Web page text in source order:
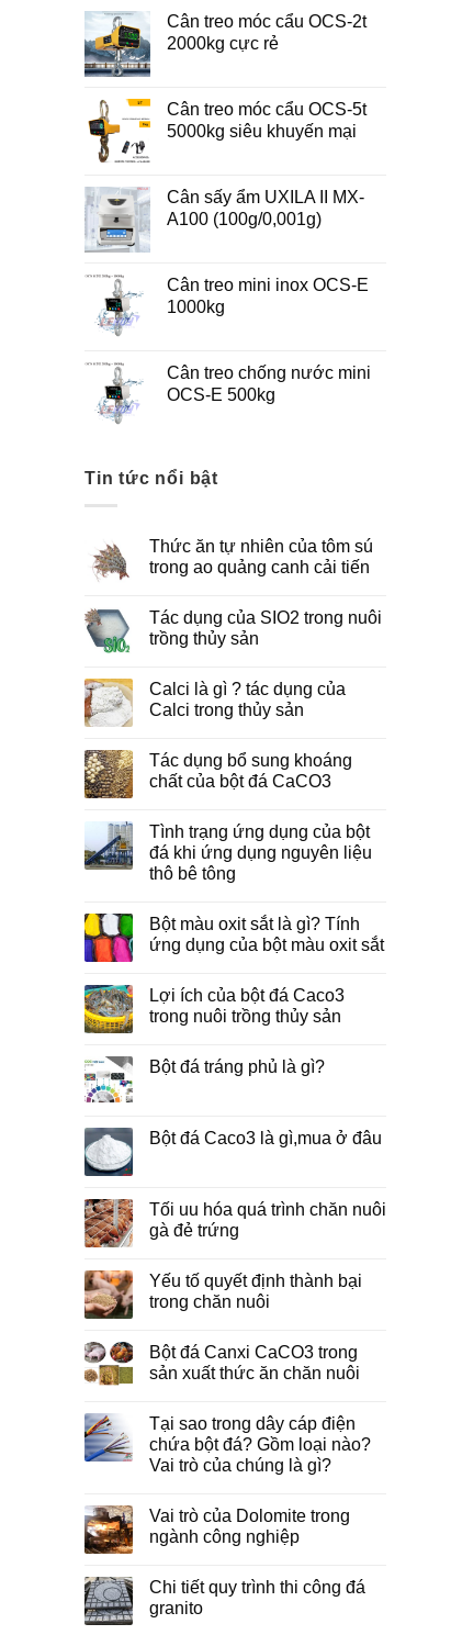
Cân treo móc cẩu OCS-2t
2000kg cực rẻ
Cân treo móc cẩu OCS-5t
5000kg siêu khuyến mại
Cân sấy ẩm UXILA II MX-
A100 (100g/0,001g)
Cân treo mini inox OCS-E
1000kg
Cân treo chống nước mini
OCS-E 500kg
Tin tức nổi bật
Thức ăn tự nhiên của tôm sú
trong ao quảng canh cải tiến
Tác dụng của SIO2 trong nuôi
trồng thủy sản
Calci là gì ? tác dụng của
Calci trong thủy sản
Tác dụng bổ sung khoáng
chất của bột đá CaCO3
Tình trạng ứng dụng của bột
đá khi ứng dụng nguyên liệu
thô bê tông
Bột màu oxit sắt là gì? Tính
ứng dụng của bột màu oxit sắt
Lợi ích của bột đá Caco3
trong nuôi trồng thủy sản
Bột đá tráng phủ là gì?
Bột đá Caco3 là gì,mua ở đâu
Tối uu hóa quá trình chăn nuôi
gà đẻ trứng
Yếu tố quyết định thành bại
trong chăn nuôi
Bột đá Canxi CaCO3 trong
sản xuất thức ăn chăn nuôi
Tại sao trong dây cáp điện
chứa bột đá? Gồm loại nào?
Vai trò của chúng là gì?
Vai trò của Dolomite trong
ngành công nghiệp
Chi tiết quy trình thi công đá
granito